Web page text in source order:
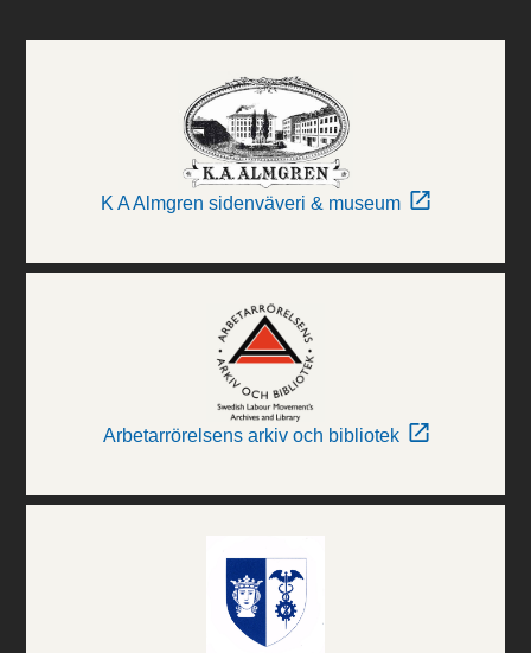
K A Almgren sidenväveri & museum
Arbetarrörelsens arkiv och bibliotek